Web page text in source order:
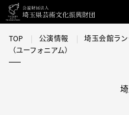
TOP 公演情報
埼玉会館ラ
（ユーフォニアム）